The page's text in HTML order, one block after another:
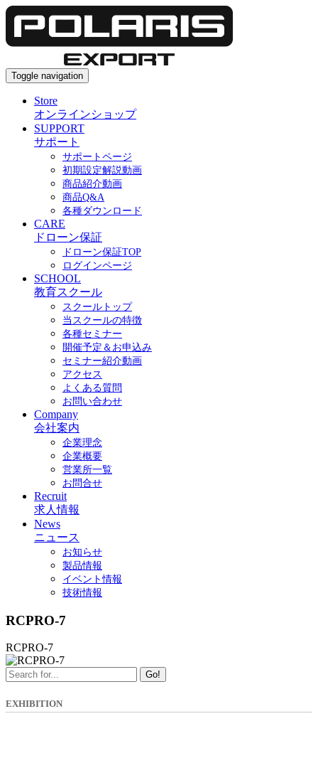
Toggle navigation
Store
オンラインショップ
SUPPORT
サポート
サポートページ
初期設定解説動画
商品紹介動画
商品Q&A
各種ダウンロード
CARE
ドローン保証
ドローン保証TOP
ログインページ
SCHOOL
教育スクール
スクールトップ
当スクールの特徴
各種セミナー
開催予定＆お申込み
セミナー紹介動画
アクセス
よくある質問
お問い合わせ
Company
会社案内
企業理念
企業概要
営業所一覧
お問合せ
Recruit
求人情報
News
ニュース
お知らせ
製品情報
イベント情報
技術情報
RCPRO-7
RCPRO-7
Go!
EXHIBITION